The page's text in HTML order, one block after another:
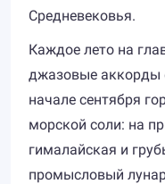
Средневековья.
Каждое лето на
джазовые аккорды
начале сентября
морской соли: на
гималайская и
промысловый